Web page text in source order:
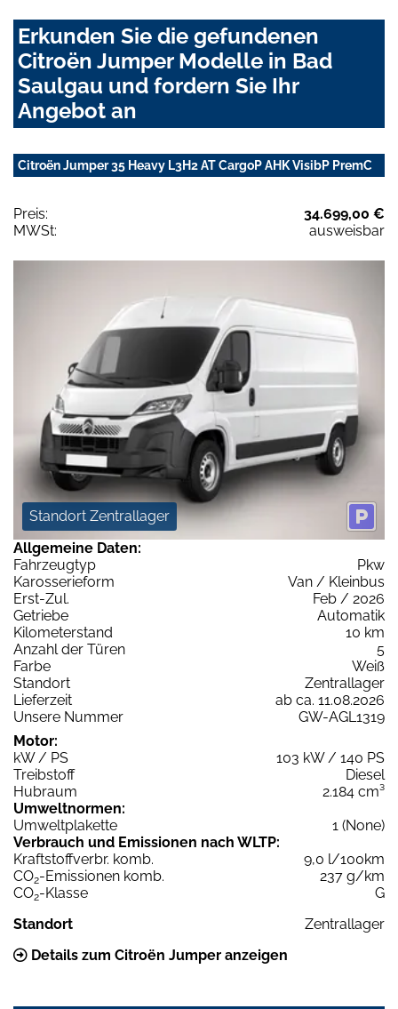
Erkunden Sie die gefundenen
Citroën Jumper Modelle in Bad
Saulgau und fordern Sie Ihr
Angebot an
Citroën Jumper 35 Heavy L3H2 AT CargoP AHK VisibP PremC
Preis:
34.699,00 €
MWSt:
ausweisbar
Standort Zentrallager
Allgemeine Daten:
Fahrzeugtyp
Pkw
Karosserieform
Van / Kleinbus
Erst-Zul.
Feb / 2026
Getriebe
Automatik
Kilometerstand
10 km
Anzahl der Türen
5
Farbe
Weiß
Standort
Zentrallager
Lieferzeit
ab ca. 11.08.2026
Unsere Nummer
GW-AGL1319
Motor:
kW / PS
103 kW / 140 PS
Treibstoff
Diesel
Hubraum
2.184 cm³
Umweltnormen:
Umweltplakette
1 (None)
Verbrauch und Emissionen nach WLTP:
Kraftstoffverbr. komb.
9,0 l/100km
CO2-Emissionen komb.
237 g/km
CO2-Klasse
G
Standort
Zentrallager
Details zum Citroën Jumper anzeigen